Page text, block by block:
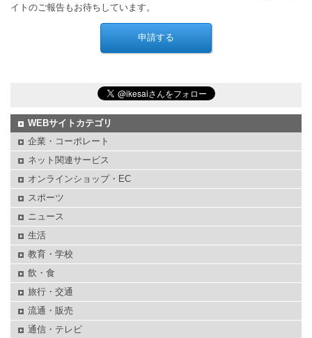
イトのご報告もお待ちしています。
WEBサイトカテゴリ
企業・コーポレート
ネット関連サービス
オンラインショップ・EC
スポーツ
ニュース
生活
教育・学校
飲・食
旅行・交通
流通・販売
通信・テレビ